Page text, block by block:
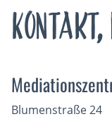
Kontakt,
Blumenstraße 24